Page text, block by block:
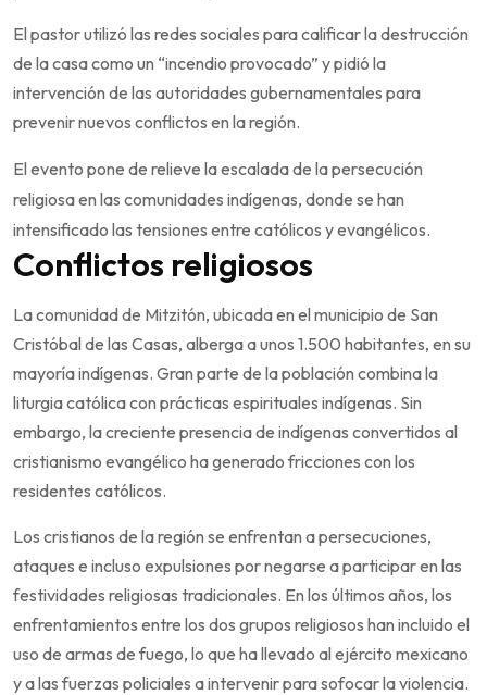
El pastor utilizó las redes sociales para calificar la destrucción
de la casa como un “incendio provocado” y pidió la
intervención de las autoridades gubernamentales para
prevenir nuevos conflictos en la región.
El evento pone de relieve la escalada de la persecución
religiosa en las comunidades indígenas, donde se han
intensificado las tensiones entre católicos y evangélicos.
Conflictos religiosos
La comunidad de Mitzitón, ubicada en el municipio de San
Cristóbal de las Casas, alberga a unos 1.500 habitantes, en su
mayoría indígenas. Gran parte de la población combina la
liturgia católica con prácticas espirituales indígenas. Sin
embargo, la creciente presencia de indígenas convertidos al
cristianismo evangélico ha generado fricciones con los
residentes católicos.
Los cristianos de la región se enfrentan a persecuciones,
ataques e incluso expulsiones por negarse a participar en las
festividades religiosas tradicionales. En los últimos años, los
enfrentamientos entre los dos grupos religiosos han incluido el
uso de armas de fuego, lo que ha llevado al ejército mexicano
y a las fuerzas policiales a intervenir para sofocar la violencia.